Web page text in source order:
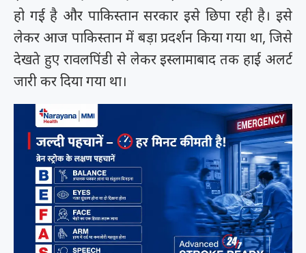
हो गई है और पाकिस्तान सरकार इसे छिपा रही है। इसे
लेकर आज पाकिस्तान में बड़ा प्रदर्शन किया गया था, जिसे
देखते हुए रावलपिंडी से लेकर इस्लामाबाद तक हाई अलर्ट
जारी कर दिया गया था।